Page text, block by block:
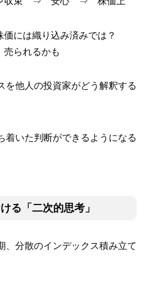
価には織り込み済みでは？
られるかも
を他人の投資家がどう解釈する
着いた判断ができるようになる
る「二次的思考」
、分散のインデックス積み立て